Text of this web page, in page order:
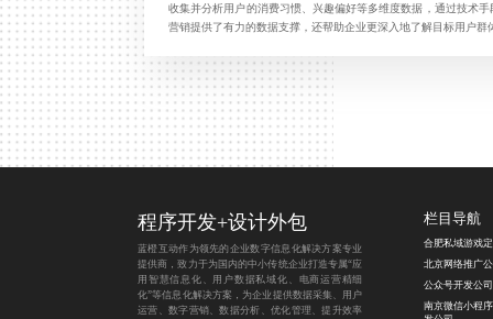
收集并分析用户的消费习惯、兴趣偏好等多维度数据，通过技术
营销提供了有力的数据支撑，还帮助企业更深入地了解目标用户
程序开发+设计外包
蓝橙互动作为领先的企业数字信息化解决方案专业
提供商，致力于为国内的中小传统企业打造专属“应
用智慧信息化、用户数据私域化、电商运营精细
化”等信息化解决方案，为企业提供数据采集、用户
运营、数字营销、数据分析、优化管理、提升效率
栏目导航
合肥私域游戏
北京网络推广
公众号开发公司
南京微信小程